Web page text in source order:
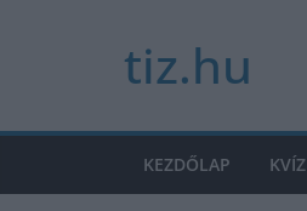
tiz.hu
KEZDŐLAP KVÍZ